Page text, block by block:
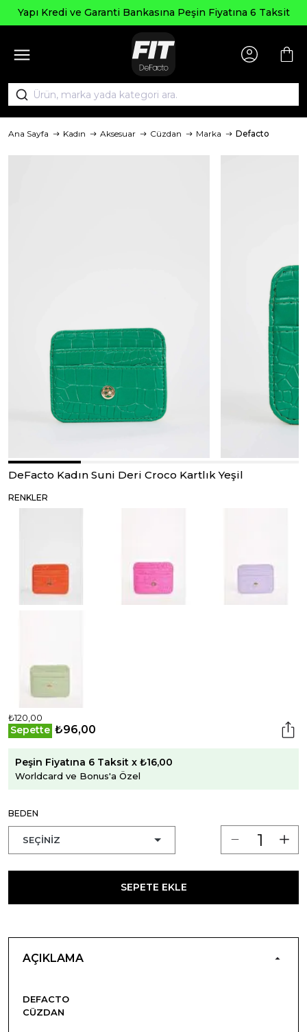
Garanti Bankasına Peşin Fiyatına 6 Taksit
Ana Sayfa Kadın Aksesuar Cüzdan Marka Defacto
DeFacto Kadın Suni Deri Croco Kartlık Yeşil
RENKLER
₺120,00
Sepette ₺96,00
Peşin Fiyatına 6 Taksit x ₺16,00
Worldcard ve Bonus'a Özel
BEDEN
SEPETE EKLE
AÇIKLAMA
DEFACTO
CÜZDAN